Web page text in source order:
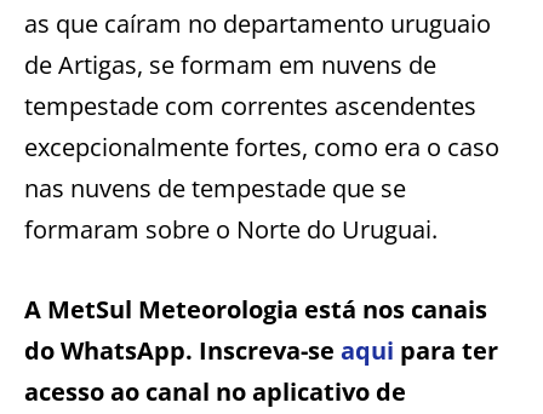
as que caíram no departamento uruguaio
de Artigas, se formam em nuvens de
tempestade com correntes ascendentes
excepcionalmente fortes, como era o caso
nas nuvens de tempestade que se
formaram sobre o Norte do Uruguai.
A MetSul Meteorologia está nos canais
do WhatsApp. Inscreva-se aqui para ter
acesso ao canal no aplicativo de